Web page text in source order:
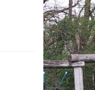
Kontakt
Impressum
Anmelden